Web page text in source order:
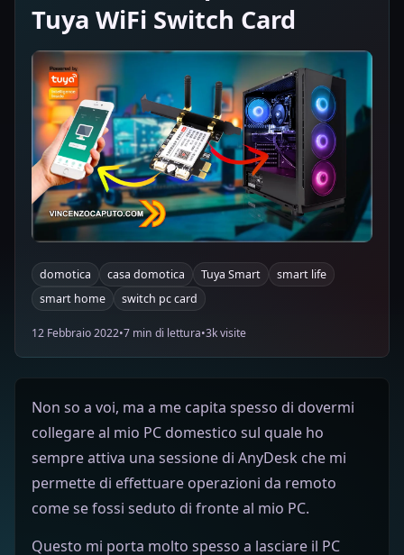
Tuya WiFi Switch Card
domotica casa domotica Tuya Smart
smart life
smart home
switch pc card
12 Febbraio 2022•7 min di lettura•3k visite
Non so a voi, ma a me capita spesso di dovermi
collegare al mio PC domestico sul quale ho
sempre attiva una sessione di AnyDesk che mi
permette di effettuare operazioni da remoto
come se fossi seduto di fronte al mio PC.
Questo mi porta molto spesso a lasciare il PC